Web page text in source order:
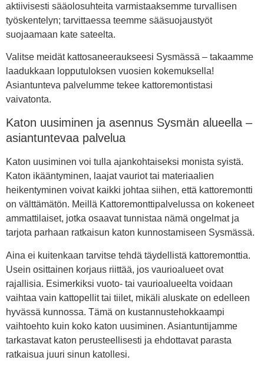
aktiivisesti sääolosuhteita varmistaaksemme turvallisen
työskentelyn; tarvittaessa teemme sääsuojaustyöt
suojaamaan kate sateelta.
Valitse meidät kattosaneeraukseesi Sysmässä – takaamme
laadukkaan lopputuloksen vuosien kokemuksella!
Asiantunteva palvelumme tekee kattoremontistasi
vaivatonta.
Katon uusiminen ja asennus Sysmän alueella –
asiantuntevaa palvelua
Katon uusiminen voi tulla ajankohtaiseksi monista syistä.
Katon ikääntyminen, laajat vauriot tai materiaalien
heikentyminen voivat kaikki johtaa siihen, että kattoremontti
on välttämätön. Meillä Kattoremonttipalvelussa on kokeneet
ammattilaiset, jotka osaavat tunnistaa nämä ongelmat ja
tarjota parhaan ratkaisun katon kunnostamiseen Sysmässä.
Aina ei kuitenkaan tarvitse tehdä täydellistä kattoremonttia.
Usein osittainen korjaus riittää, jos vaurioalueet ovat
rajallisia. Esimerkiksi vuoto- tai vaurioalueelta voidaan
vaihtaa vain kattopellit tai tiilet, mikäli aluskate on edelleen
hyvässä kunnossa. Tämä on kustannustehokkaampi
vaihtoehto kuin koko katon uusiminen. Asiantuntijamme
tarkastavat katon perusteellisesti ja ehdottavat parasta
ratkaisua juuri sinun katollesi.